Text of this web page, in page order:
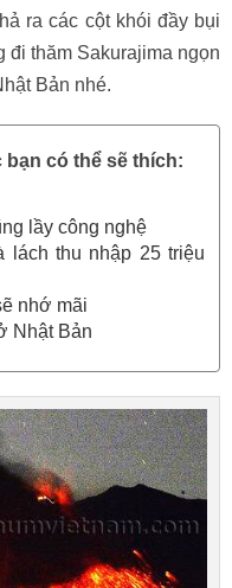
ra các cột khói đầy bụi
đi thăm Sakurajima ngọn
Bản nhé.
bạn có thể sẽ thích:
lầy công nghệ
lách thu nhập 25 triệu
nhớ mãi
Nhật Bản